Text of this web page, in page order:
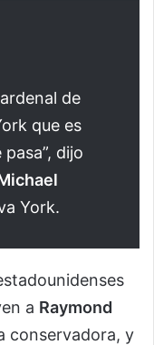
de
que es
dijo
York.
a Raymond
conservadora, y